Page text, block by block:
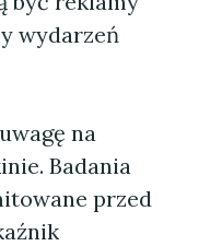
wydarzeń
na
Badania
przed